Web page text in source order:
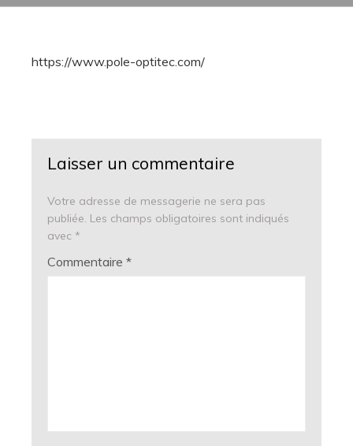
https://www.pole-optitec.com/
Laisser un commentaire
Votre adresse de messagerie ne sera pas
publiée. Les champs obligatoires sont indiqués
avec *
Commentaire *